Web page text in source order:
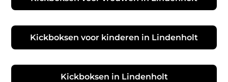
Kickboksen voor kinderen in Lindenholt
Kickboksen in Lindenholt